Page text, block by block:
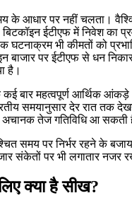
के आधार पर नहीं चलता।
ईटीएफ में निवेश का
घटनाक्रम भी कीमतों को
बाजार पर ईटीएफ से धन
है।
कई बार महत्वपूर्ण आर्थिक आंकड़े
समयानुसार देर रात तक
अचानक तेज गतिविधि आ सकती
समय पर निर्भर रहने के
संकेतों पर भी लगातार नजर
क्या है सीख?